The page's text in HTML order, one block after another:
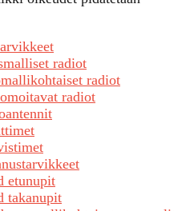
radiot
radiot
radiot
etunupit
takanupit